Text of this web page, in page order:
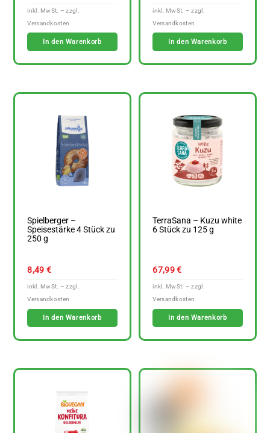
In den Warenkorb In den Warenkorb
Spielberger –
Speisestärke 4 Stück zu
250 g
8,49 €
In den Warenkorb
TerraSana – Kuzu white
6 Stück zu 125 g
67,99€
In den Warenkorb